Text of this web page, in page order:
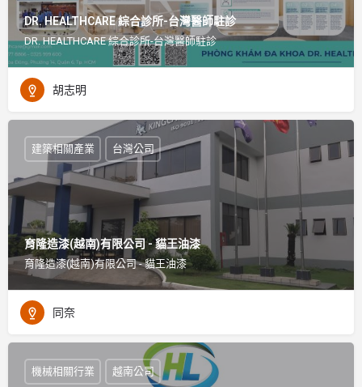
DR. HEALTHCARE 綜合診所-台灣醫師駐診
DR. HEALTHCARE 綜合診所-台灣醫師駐診
胡志明
育隆造漆(越南)有限公司 - 貓王油漆
育隆造漆(越南)有限公司 - 貓王油漆
建築相關產業 台灣公司
同奈
機械相關行業 越南公司